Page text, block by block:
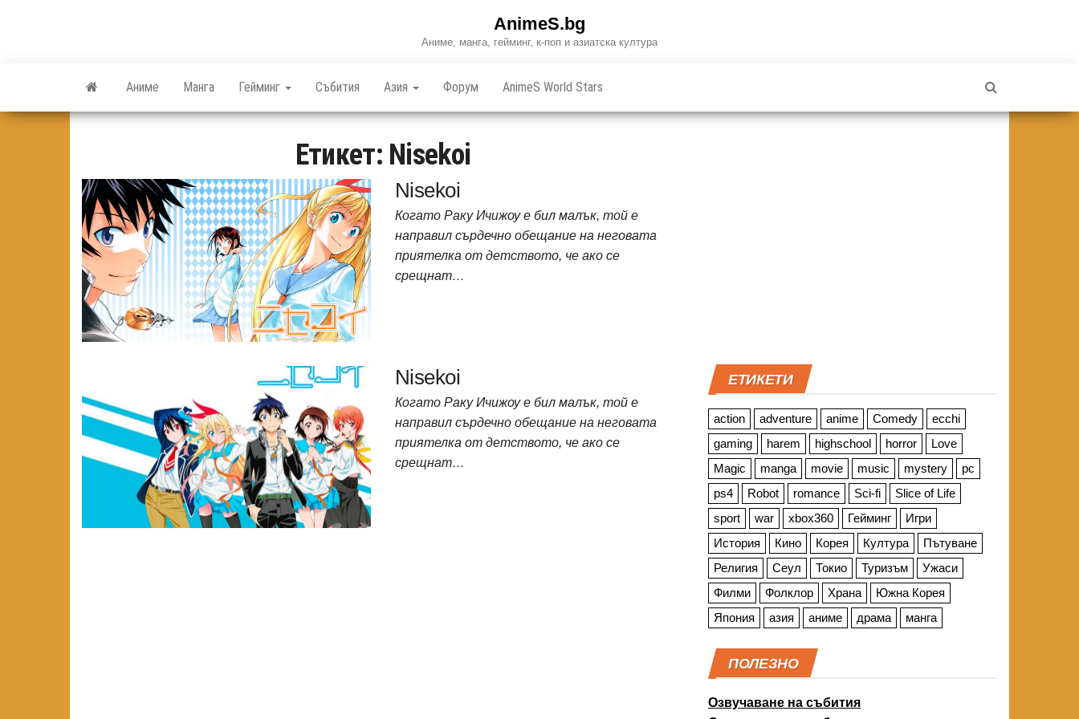
AnimeS.bg
Аниме, манга, гейминг, к-поп и азиатска култура
Аниме Манга Гейминг Събития Азия Форум AnimeS World Stars
Етикет: Nisekoi
Nisekoi
Когато Раку Ичижоу е бил малък, той е
направил сърдечно обещание на неговата
приятелка от детството, че ако се
срещнат…
Nisekoi
Когато Раку Ичижоу е бил малък, той е
направил сърдечно обещание на неговата
приятелка от детството, че ако се
срещнат…
ЕТИКЕТИ
action adventure anime Comedy
ecchi
gaming
harem highschool horror
Love
Magic
manga movie music mystery
pc
ps4
Robot romance Sci-fi
Slice of Life
sport
war xbox360 Гейминг
Игри
История
Кино Корея Култура
Пътуване
Религия
Сеул Токио Туризъм
Ужаси
Филми
Фолклор Храна
Южна Корея
Япония
азия аниме драма манга
ПОЛЕЗНО
Озвучаване на събития